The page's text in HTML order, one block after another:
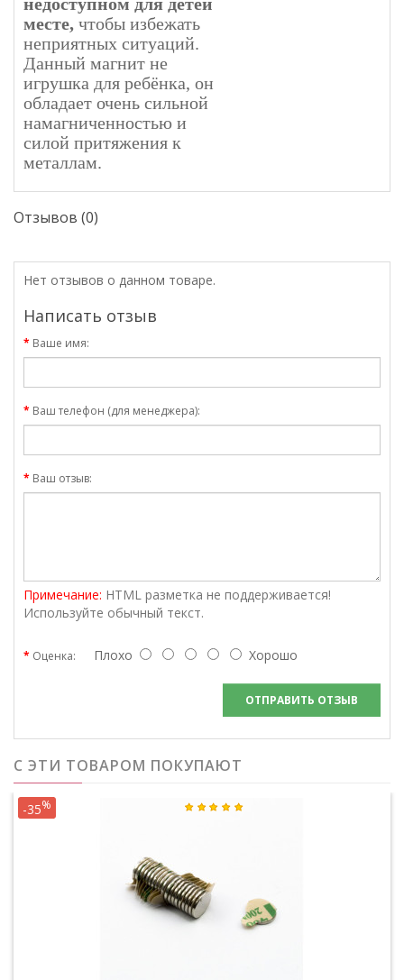
месте, чтобы избежать
неприятных ситуаций.
Данный магнит не
игрушка для ребёнка, он
обладает очень сильной
намагниченностью и
силой притяжения к
металлам.
Отзывов (0)
Нет отзывов о данном товаре.
Написать отзыв
Ваше имя:
Ваш телефон (для менеджера):
Ваш отзыв:
Примечание: HTML разметка не поддерживается!
Используйте обычный текст.
Оценка: Плохо Хорошо
ОТПРАВИТЬ ОТЗЫВ
С ЭТИ ТОВАРОМ ПОКУПАЮТ
-35%